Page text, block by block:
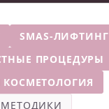
SMAS-ЛИФТИНГ
ПРОЦЕДУРЫ
КОСМЕТОЛОГИЯ